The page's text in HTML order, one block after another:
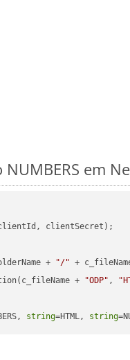
em
clientSecret);
+ "/" +
+
"ODP" ,
string=HTML, string